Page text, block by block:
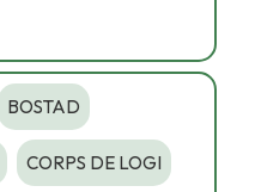
BOSTAD
CORPS DE LOGI